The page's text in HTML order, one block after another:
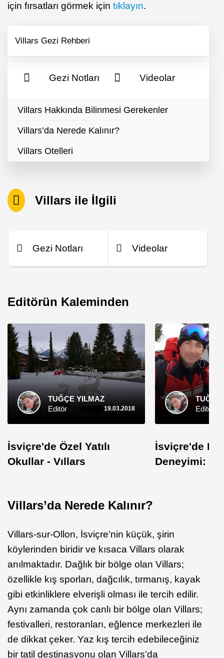
için fırsatları görmek için tıklayın.
Villars Gezi Rehberi
Gezi Notları Videolar
Villars Hakkında Bilinmesi Gerekenler
Villars’da Nerede Kalınır?
Villars Otelleri
Villars ile İlgili
Gezi Notları Videolar
Editörün Kaleminden
TUĞÇE YILMAZ
Editör
19.03.2018
İsviçre'de Özel Yatılı
Okullar - Vıllars
Editör
İsviçre'de
Deneyimi:
Villars’da Nerede Kalınır?
Villars-sur-Ollon, İsviçre’nin küçük, şirin
köylerinden biridir ve kısaca Villars olarak
anılmaktadır. Dağlık bir bölge olan Villars;
özellikle kış sporları, dağcılık, tırmanış, kayak
gibi etkinliklere elverişli olması ile tercih edilir.
Aynı zamanda çok canlı bir bölge olan Villars;
festivalleri, restoranları, eğlence merkezleri ile
de dikkat çeker. Yaz kış tercih edebileceğiniz
bir tatil destinasyonu olan Villars’da